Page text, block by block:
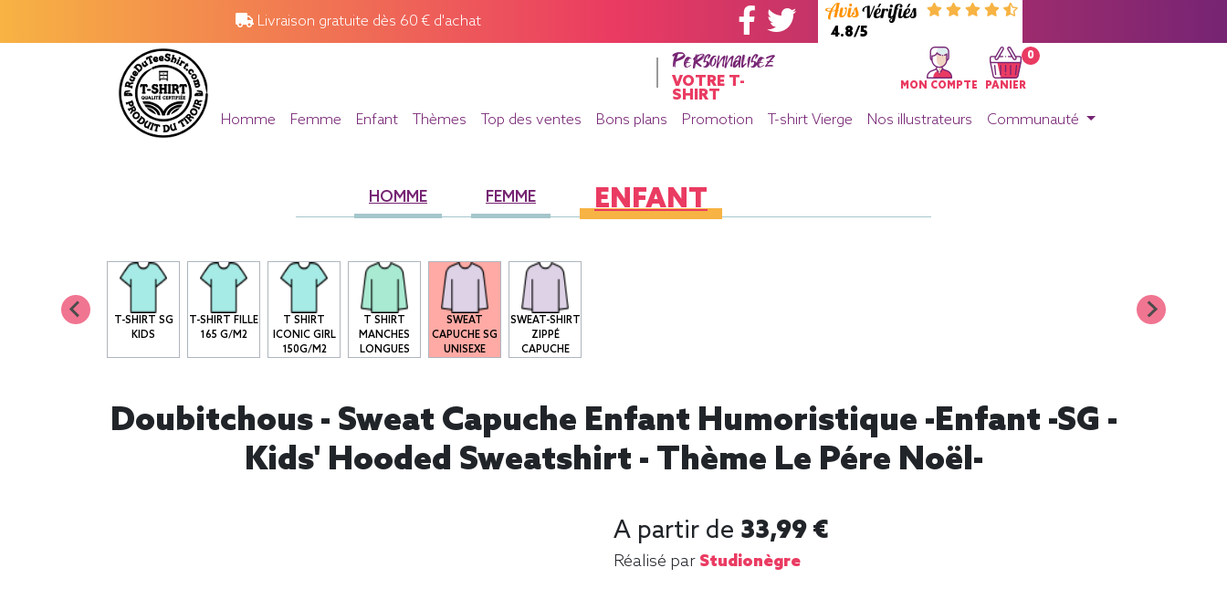
Livraison gratuite dès 60 € d'achat
4.8/5
Personnalisez
VOTRE T-
SHIRT
MON COMPTE
0
PANIER
Homme Femme Enfant Thèmes Top des ventes Bons plans Promotion T-shirt Vierge Nos illustrateurs Communauté
HOMME FEMME ENFANT
T-SHIRT SG
KIDS
T-SHIRT FILLE
165 G/M2
T SHIRT
ICONIC GIRL
150G/M2
T SHIRT
MANCHES
LONGUES
SWEAT
CAPUCHE SG
UNISEXE
SWEAT-SHIRT
ZIPPÉ
CAPUCHE
Doubitchous - Sweat Capuche Enfant Humoristique -Enfant -SG -
Kids' Hooded Sweatshirt - Thème Le Pére Noël-
A partir de 33,99 €
Réalisé par Studionègre